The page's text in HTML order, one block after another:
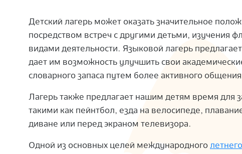
K
I
D
Детский лагерь может оказать значительное
посредством встреч с другими детьми, изучения
видами деятельности. Языковой лагерь
дает им возможность улучшить свои
словарного запаса путем более активного
Лагерь также предлагает нашим детям время для
такими как пейнтбол, езда на велосипеде,
диване или перед экраном телевизора.
Одной из основных целей международного